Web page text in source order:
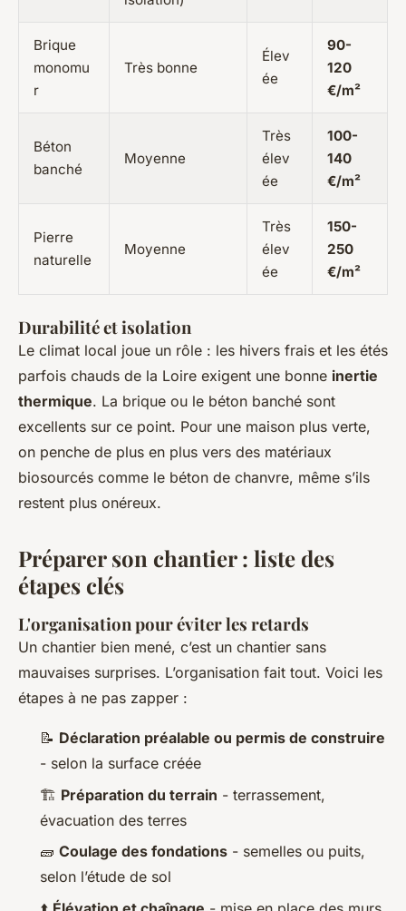
Brique
monomu
r
Très bonne
Élev
ée
90-
120
€/m²
Béton
banché
Moyenne
Très
élev
ée
100-
140
€/m²
Pierre
naturelle
Moyenne
Très
élev
ée
150-
250
€/m²
Durabilité et isolation
Le climat local joue un rôle : les hivers frais et les étés
parfois chauds de la Loire exigent une bonne inertie
thermique. La brique ou le béton banché sont
excellents sur ce point. Pour une maison plus verte,
on penche de plus en plus vers des matériaux
biosourcés comme le béton de chanvre, même s’ils
restent plus onéreux.
Préparer son chantier : liste des
étapes clés
L'organisation pour éviter les retards
Un chantier bien mené, c’est un chantier sans
mauvaises surprises. L’organisation fait tout. Voici les
étapes à ne pas zapper :
📝 Déclaration préalable ou permis de construire
- selon la surface créée
🏗️ Préparation du terrain - terrassement,
évacuation des terres
🧱 Coulage des fondations - semelles ou puits,
selon l’étude de sol